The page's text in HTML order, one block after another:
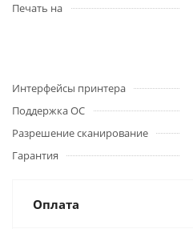
Печать на
Интерфейсы принтера
Поддержка ОС
Разрешение сканирование
Гарантия
Оплата